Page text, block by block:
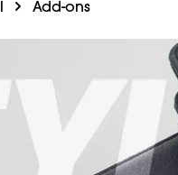
Add-ons